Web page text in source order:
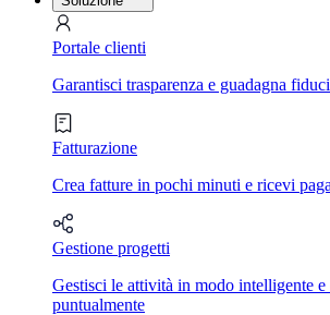
Portale clienti
Garantisci trasparenza e guadagna
Fatturazione
Crea fatture in pochi minuti e ricevi
Gestione progetti
Gestisci le attività in modo intelligente e
puntualmente